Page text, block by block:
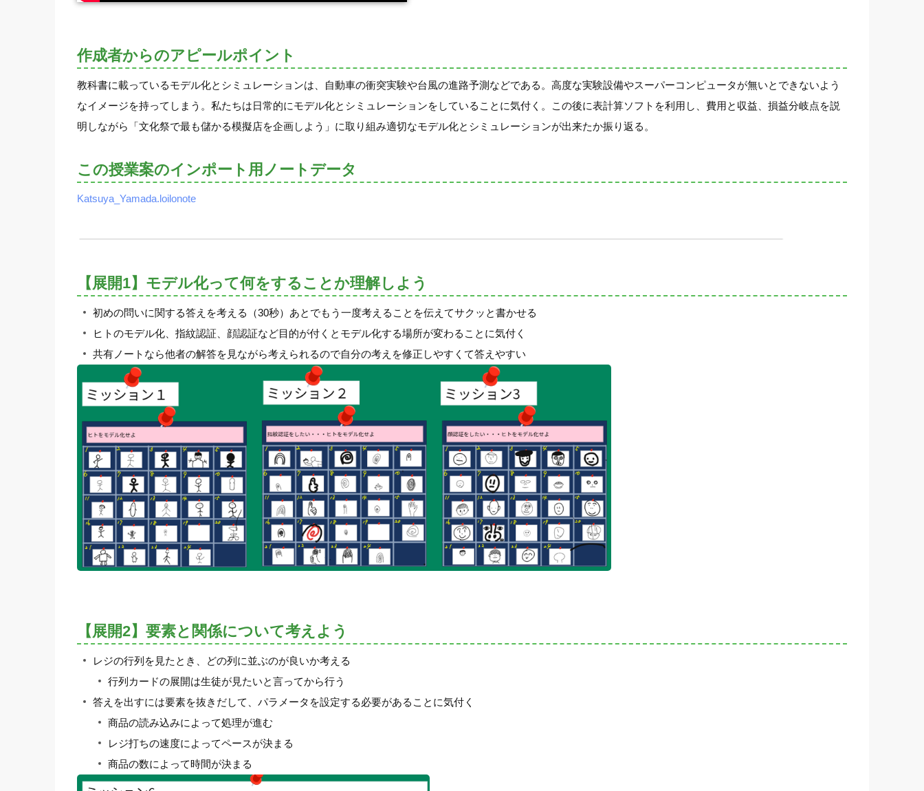
作成者からのアピールポイント
教科書に載っているモデル化とシミュレーションは、自動車の衝突実験や台風の進路予測などである。高度な実験設備やスーパーコンピュータが無いとできないよう
なイメージを持ってしまう。私たちは日常的にモデル化とシミュレーションをしていることに気付く。この後に表計算ソフトを利用し、費用と収益、損益分岐点を説
明しながら「文化祭で最も儲かる模擬店を企画しよう」に取り組み適切なモデル化とシミュレーションが出来たか振り返る。
この授業案のインポート用ノートデータ
Katsuya_Yamada.loilonote
【展開1】モデル化って何をすることか理解しよう
初めの問いに関する答えを考える（30秒）あとでもう一度考えることを伝えてサクッと書かせる
ヒトのモデル化、指紋認証、顔認証など目的が付くとモデル化する場所が変わることに気付く
共有ノートなら他者の解答を見ながら考えられるので自分の考えを修正しやすくて答えやすい
【展開2】要素と関係について考えよう
レジの行列を見たとき、どの列に並ぶのが良いか考える
行列カードの展開は生徒が見たいと言ってから行う
答えを出すには要素を抜きだして、パラメータを設定する必要があることに気付く
商品の読み込みによって処理が進む
レジ打ちの速度によってペースが決まる
商品の数によって時間が決まる